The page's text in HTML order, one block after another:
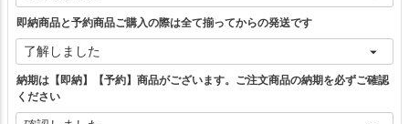
ベージュ カートに入れる
グレー カートに入れる
即納商品と予約商品ご購入の際は全て揃ってからの発送です
納期は【即納】【予約】商品がございます。ご注文商品の納期を必ずご確認
ください